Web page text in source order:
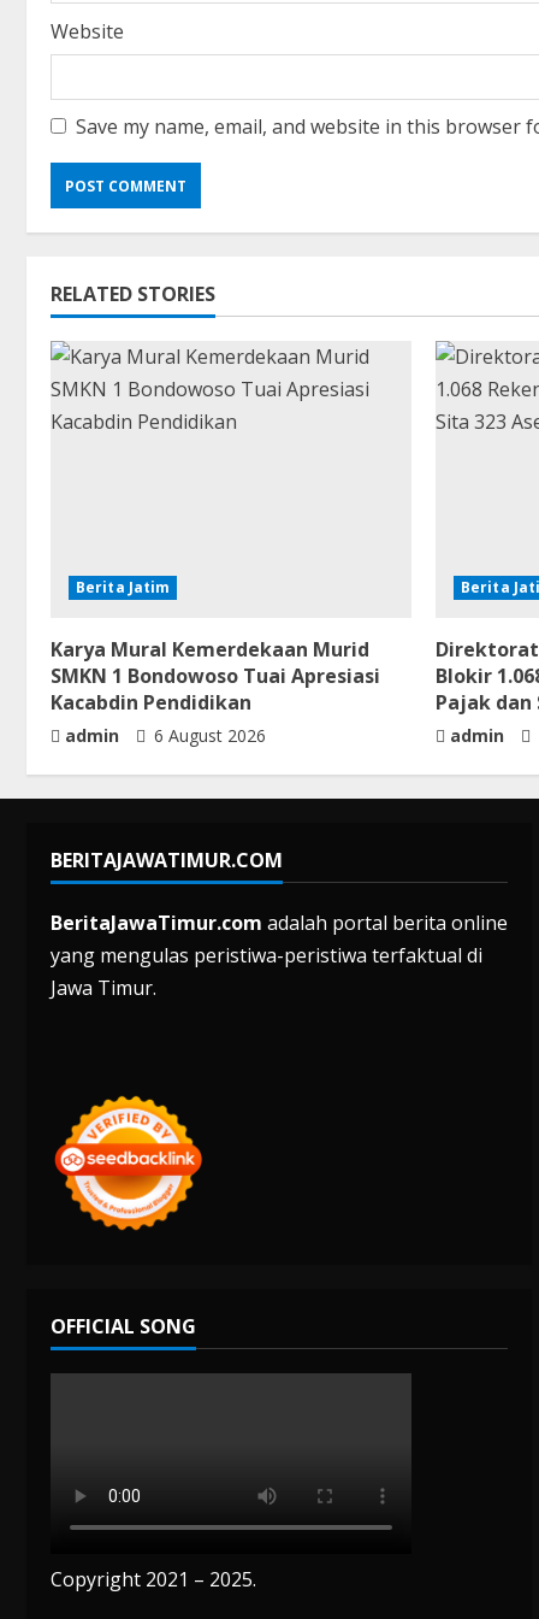
Website
Save my name, email, and website in this browser
RELATED STORIES
Berita Jatim
Karya Mural Kemerdekaan Murid
SMKN 1 Bondowoso Tuai Apresiasi
Kacabdin Pendidikan
admin 6 August 2026
Berita
Direktorat
Blokir
Pajak dan
admin
BERITAJAWATIMUR.COM
BeritaJawaTimur.com adalah portal berita online
yang mengulas peristiwa-peristiwa terfaktual di
Jawa Timur.
OFFICIAL SONG
Copyright 2021 – 2025.